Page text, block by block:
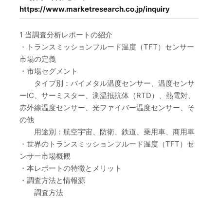
https://www.marketresearch.co.jp/inquiry
1 当調査分析レポートの紹介
・トランスミッションフルード温度（TFT）センサー
市場の定義
・市場セグメント
タイプ別：バイメタル温度センサー、温度センサ
ーIC、サーミスター、測温抵抗体（RTD）、熱電対、
赤外線温度センサー、光ファイバー温度センサー、そ
の他
用途別：航空宇宙、防衛、鉄道、乗用車、商用車
・世界のトランスミッションフルード温度（TFT）セ
ンサー市場概観
・本レポートの特徴とメリット
・調査方法と情報源
調査方法